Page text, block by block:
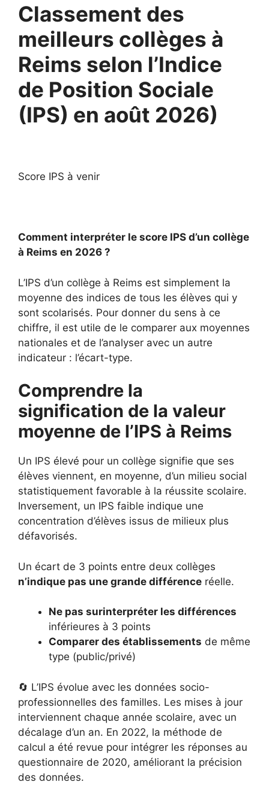
Classement des
meilleurs collèges à
Reims selon l’Indice
de Position Sociale
(IPS) en août 2026)
Score IPS à venir
Comment interpréter le score IPS d’un collège
à Reims en 2026 ?
L’IPS d’un collège à Reims est simplement la
moyenne des indices de tous les élèves qui y
sont scolarisés. Pour donner du sens à ce
chiffre, il est utile de le comparer aux moyennes
nationales et de l’analyser avec un autre
indicateur : l’écart-type.
Comprendre la
signification de la valeur
moyenne de l’IPS à Reims
Un IPS élevé pour un collège signifie que ses
élèves viennent, en moyenne, d’un milieu social
statistiquement favorable à la réussite scolaire.
Inversement, un IPS faible indique une
concentration d’élèves issus de milieux plus
défavorisés.
Un écart de 3 points entre deux collèges
n’indique pas une grande différence réelle.
Ne pas surinterpréter les différences
inférieures à 3 points
Comparer des établissements de même
type (public/privé)
🔄 L’IPS évolue avec les données socio-
professionnelles des familles. Les mises à jour
interviennent chaque année scolaire, avec un
décalage d’un an. En 2022, la méthode de
calcul a été revue pour intégrer les réponses au
questionnaire de 2020, améliorant la précision
des données.